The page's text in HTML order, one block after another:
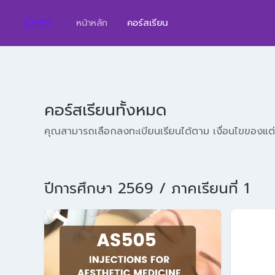
หน้าหลัก คอร์สเรียน
คอร์สเรียนทั้งหมด
คุณสามารถเลือกลงทะเบียนเรียนได้ตาม เงื่อนไขของแ
ปีการศึกษา 2569 / ภาคเรียนที่ 1